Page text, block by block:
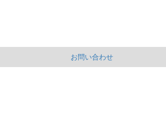
お問い合わせ